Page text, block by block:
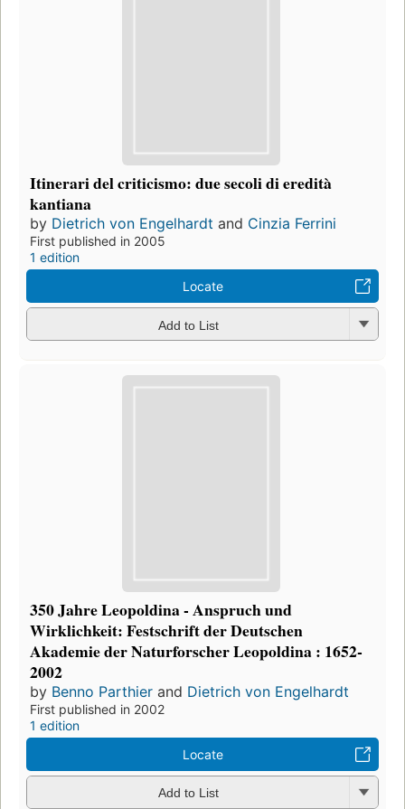
Itinerari del criticismo: due secoli di eredità
kantiana
by Dietrich von Engelhardt and Cinzia Ferrini
First published in 2005
1 edition
Locate
Add to List
350 Jahre Leopoldina - Anspruch und
Wirklichkeit: Festschrift der Deutschen
Akademie der Naturforscher Leopoldina : 1652-
2002
by Benno Parthier and Dietrich von Engelhardt
First published in 2002
1 edition
Locate
Add to List